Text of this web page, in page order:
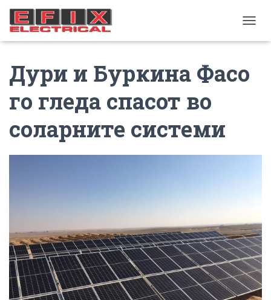
Дури и Буркина Фасо
го гледа спасот во
соларните системи